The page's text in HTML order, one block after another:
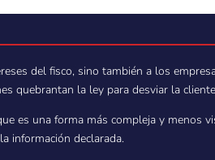
del fisco, sino también a los
quebrantan la ley para desviar la
es una forma más compleja y menos
información declarada.